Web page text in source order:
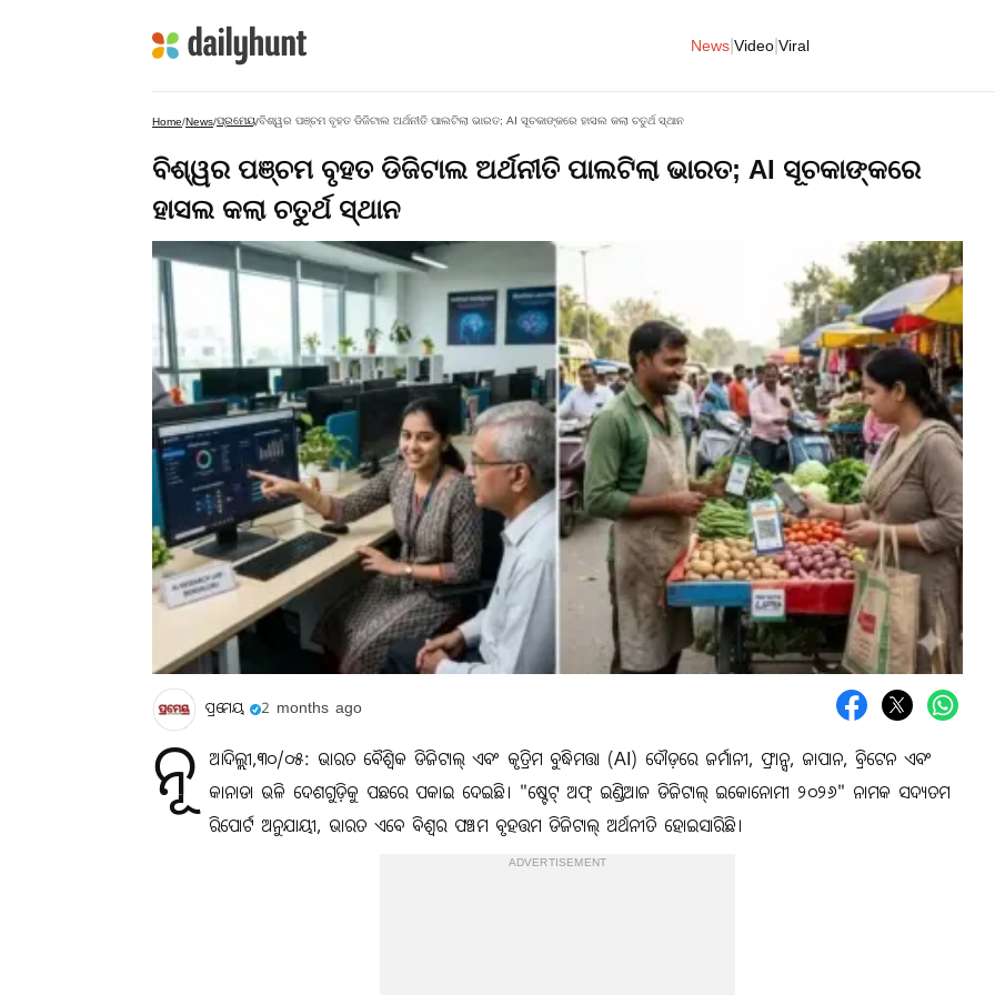
News Video Viral
Home/News/ପ୍ରମେୟ/ବିଶ୍ୱର ପଞ୍ଚମ ବୃହତ ଡିଜିଟାଲ ଅର୍ଥନୀତି ପାଲଟିଲା ଭାରତ; AI ସୂଚକାଙ୍କରେ ହାସଲ କଲା ଚତୁର୍ଥ ସ୍ଥାନ
ବିଶ୍ୱର ପଞ୍ଚମ ବୃହତ ଡିଜିଟାଲ ଅର୍ଥନୀତି ପାଲଟିଲା ଭାରତ; AI ସୂଚକାଙ୍କରେ
ହାସଲ କଲା ଚତୁର୍ଥ ସ୍ଥାନ
ପ୍ରମେୟ 2 months ago
ନୂ ଆଦିଲ୍ଲୀ,୩୦/୦୫: ଭାରତ ବୈଶ୍ୱିକ ଡିଜିଟାଲ୍ ଏବଂ କୃତ୍ରିମ ବୁଦ୍ଧିମତ୍ତା (AI) ଦୌଡ଼ରେ ଜର୍ମାନୀ, ଫ୍ରାନ୍ସ, ଜାପାନ, ବ୍ରିଟେନ ଏବଂ
କାନାଡା ଭଳି ଦେଶଗୁଡ଼ିକୁ ପଛରେ ପକାଇ ଦେଇଛି। "ଷ୍ଟେଟ୍ ଅଫ୍ ଇଣ୍ଡିଆଜ ଡିଜିଟାଲ୍ ଇକୋନୋମୀ ୨୦୨୬" ନାମକ ସଦ୍ୟତମ
ରିପୋର୍ଟ ଅନୁଯାୟୀ, ଭାରତ ଏବେ ବିଶ୍ୱର ପଞ୍ଚମ ବୃହତ୍ତମ ଡିଜିଟାଲ୍ ଅର୍ଥନୀତି ହୋଇସାରିଛି।
ADVERTISEMENT